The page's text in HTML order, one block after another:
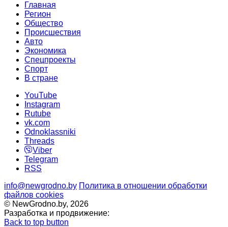
Главная
Регион
Общество
Происшествия
Авто
Экономика
Спецпроекты
Cпорт
В стране
YouTube
Instagram
Rutube
vk.com
Odnoklassniki
Threads
Viber
Telegram
RSS
info@newgrodno.by Политика в отношении обработки
файлов cookies
© NewGrodno.by, 2026
Разработка и продвижение:
Back to top button